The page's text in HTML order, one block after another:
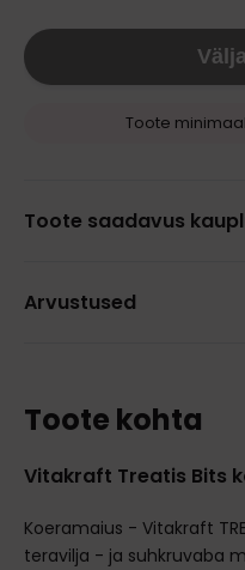
Toote
Toote saadavus
Arvustused
Toote kohta
Vitakraft Treatis Bits
Koeramaius - Vitakraft
teravilja - ja suhkruvaba